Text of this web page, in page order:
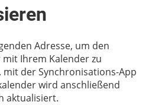
Adresse, um den
Ihrem Kalender zu
mit der Synchronisations-App
wird anschließend
aktualisiert.